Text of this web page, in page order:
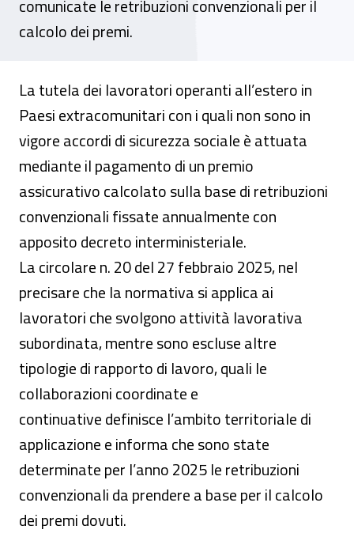
comunicate le retribuzioni convenzionali per il
calcolo dei premi.
La tutela dei lavoratori operanti all’estero in
Paesi extracomunitari con i quali non sono in
vigore accordi di sicurezza sociale è attuata
mediante il pagamento di un premio
assicurativo calcolato sulla base di retribuzioni
convenzionali fissate annualmente con
apposito decreto interministeriale.
La circolare n. 20 del 27 febbraio 2025, nel
precisare che la normativa si applica ai
lavoratori che svolgono attività lavorativa
subordinata, mentre sono escluse altre
tipologie di rapporto di lavoro, quali le
collaborazioni coordinate e
continuative definisce l’ambito territoriale di
applicazione e informa che sono state
determinate per l’anno 2025 le retribuzioni
convenzionali da prendere a base per il calcolo
dei premi dovuti.